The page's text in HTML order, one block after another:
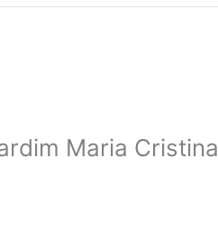
Maria Cristina